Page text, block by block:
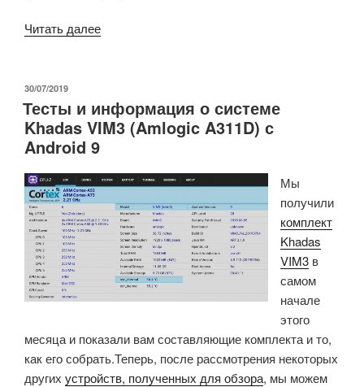
Читать далее«Обзор
2:
предварительный
тесты
Android
11»
ОПУБЛИКОВАНО
30/07/2019
Тесты и информация о системе
Khadas VIM3 (Amlogic A311D) с
Android 9
Мы
получили
комплект
Khadas
VIM3 в
самом
начале
этого
месяца и показали вам составляющие комплекта и то,
как его собрать.Теперь, после рассмотрения некоторых
других устройств, полученных для обзора, мы можем